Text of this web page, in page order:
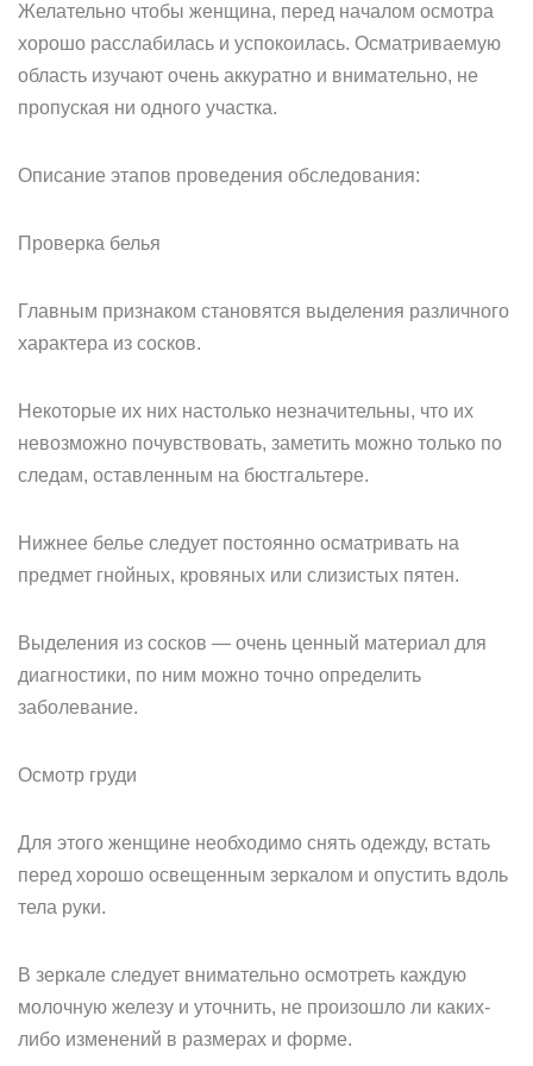
Желательно чтобы женщина, перед началом осмотра
хорошо расслабилась и успокоилась. Осматриваемую
область изучают очень аккуратно и внимательно, не
пропуская ни одного участка.
Описание этапов проведения обследования:
Проверка белья
Главным признаком становятся выделения различного
характера из сосков.
Некоторые их них настолько незначительны, что их
невозможно почувствовать, заметить можно только по
следам, оставленным на бюстгальтере.
Нижнее белье следует постоянно осматривать на
предмет гнойных, кровяных или слизистых пятен.
Выделения из сосков — очень ценный материал для
диагностики, по ним можно точно определить
заболевание.
Осмотр груди
Для этого женщине необходимо снять одежду, встать
перед хорошо освещенным зеркалом и опустить вдоль
тела руки.
В зеркале следует внимательно осмотреть каждую
молочную железу и уточнить, не произошло ли каких-
либо изменений в размерах и форме.